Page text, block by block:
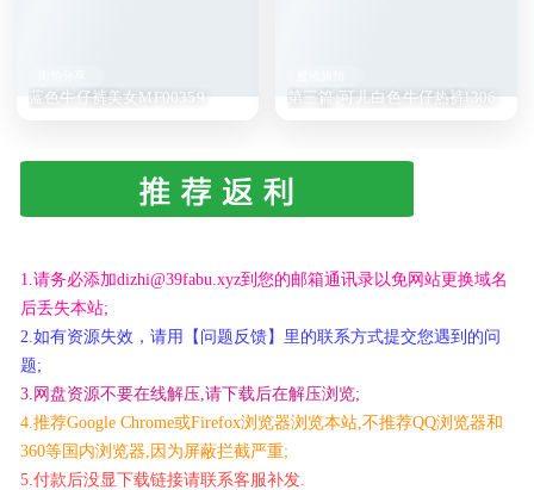
蓝色牛仔裤美女MF00359 第三篇:可儿白色牛仔热裤l306
1.请务必添加dizhi@39fabu.xyz到您的邮箱通讯录以免网站更换域名
后丢失本站;
2.如有资源失效，请用【问题反馈】里的联系方式提交您遇到的问
题;
3.网盘资源不要在线解压,请下载后在解压浏览;
4.推荐Google Chrome或Firefox浏览器浏览本站,不推荐QQ浏览器和
360等国内浏览器,因为屏蔽拦截严重;
5.付款后没显下载链接请联系客服补发.